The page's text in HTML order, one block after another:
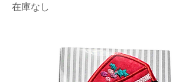
在庫なし